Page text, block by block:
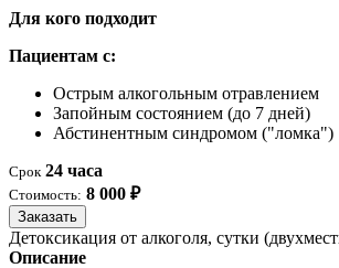
Для кого подходит
Пациентам с:
Острым алкогольным отравлением
Запойным состоянием (до 7 дней)
Абстинентным синдромом ("ломка")
Срок 24 часа
Стоимость: 8 000 ₽
Заказать
Детоксикация от алкоголя, сутки
Описание